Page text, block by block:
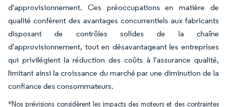
d'approvisionnement. Ces préoccupations en matière de
qualité confèrent des avantages concurrentiels aux fabricants
disposant de contrôles solides de la chaîne
d'approvisionnement, tout en désavantageant les entreprises
qui privilégient la réduction des coûts à l'assurance qualité,
limitant ainsi la croissance du marché par une diminution de la
confiance des consommateurs.
*Nos prévisions considèrent les impacts des moteurs et des contraintes